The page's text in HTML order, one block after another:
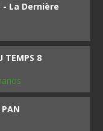
- La Dernière
TEMPS 8
PAN